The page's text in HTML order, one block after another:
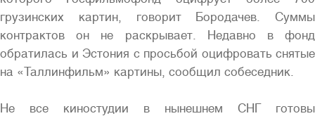
грузинских картин, говорит Бородачев. Суммы
контрактов он не раскрывает. Недавно в фонд
обратилась и Эстония с просьбой оцифровать снятые
на «Таллинфильм» картины, сообщил собеседник.
Не все киностудии в нынешнем СНГ готовы